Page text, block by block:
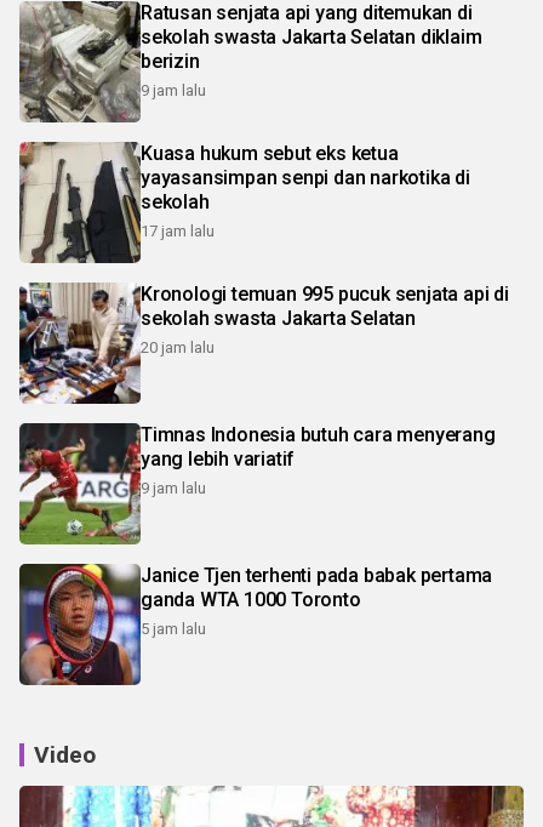
Ratusan senjata api yang ditemukan di
sekolah swasta Jakarta Selatan diklaim
berizin
9 jam lalu
Kuasa hukum sebut eks ketua
yayasansimpan senpi dan narkotika di
sekolah
17 jam lalu
Kronologi temuan 995 pucuk senjata api di
sekolah swasta Jakarta Selatan
20 jam lalu
Timnas Indonesia butuh cara menyerang
yang lebih variatif
9 jam lalu
Janice Tjen terhenti pada babak pertama
ganda WTA 1000 Toronto
5 jam lalu
Video